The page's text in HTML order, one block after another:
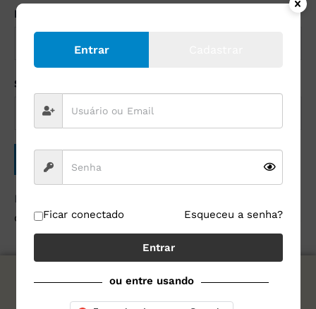
E-mail
Site
Este site utiliza o Akismet para reduzir spam.
como seus dados em comentários são processados
assine nosso site e
Entrar
Ficar conectado Esqueceu a senha?
Entrar
ou entre usando